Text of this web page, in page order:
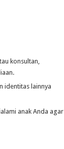
konsultan,
identitas lainnya
anak Anda agar